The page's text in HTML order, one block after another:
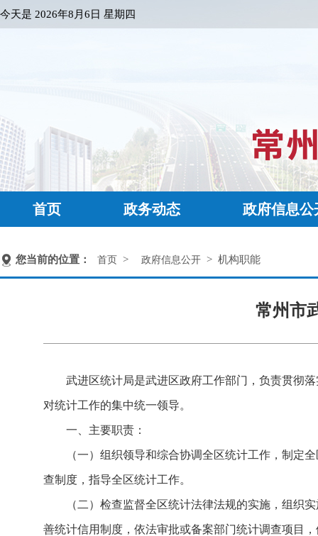
今天是 2026年8月6日 星期四
首页 政务动态 政府信息公
您当前的位置： 首页 > 政府信息公开 > 机构职能
常州市
武进区统计局是武进区政府工作部门，负责贯彻
对统计工作的集中统一领导。
一、主要职责：
（一）组织领导和综合协调全区统计工作，制定
查制度，指导全区统计工作。
（二）检查监督全区统计法律法规的实施，组织
善统计信用制度，依法审批或备案部门统计调查项目